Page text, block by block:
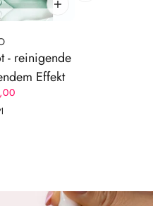
- reinigende
Effekt
l